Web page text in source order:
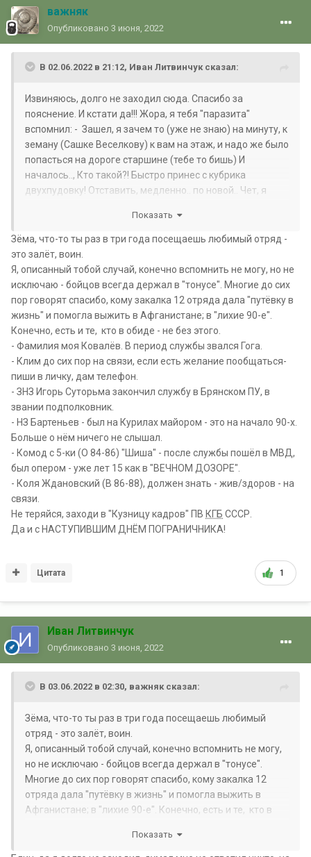
важняк
Опубликовано 3 июня, 2022
В 02.06.2022 в 21:12, Иван Литвинчуксказал:
Извиняюсь, долго не заходил сюда. Спасибо за
пояснение. И кстати да!!! Жора, я тебя "паразита"
вспомнил: - Зашел, я зачем то (уже не знаю) на минуту, к
земану (Сашке Веселкову) к вам на этаж, и надо же было
попасться на дороге старшине (тебе то бишь) И
началось.., Кто такой?! Быстро принес с кубрика
двухпудовку! Отставить, медленно.. по новой.. Чет, я
Помню желание было, сбежать, как можно быстрей...
Сейчас смешно. А фамилию Жор, твою не могу
вспомнить...
Показать
Зёма, что-то ты раз в три года посещаешь любимый отряд -
это залёт, воин.
Я, описанный тобой случай, конечно вспомнить не могу, но не
исключаю - бойцов всегда держал в "тонусе". Многие до сих
пор говорят спасибо, кому закалка 12 отряда дала "путёвку в
жизнь" и помогла выжить в Афганистане; в "лихие 90-е".
Конечно, есть и те, кто в обиде - не без этого.
- Фамилия моя Ковалёв. В период службы звался Гога.
- Клим до сих пор на связи, если есть желание пообщаться-
пиши в личку, дам телефон.
- ЗНЗ Игорь Суторьма закончил службу в Брянском ПУ, в
звании подполковник.
- НЗ Бартеньев - был на Курилах майором - это на начало 90-х.
Больше о нём ничего не слышал.
- Комод с 5-ки (О 84-86) "Шиша" - после службы пошёл в МВД,
был опером - уже лет 15 как в "ВЕЧНОМ ДОЗОРЕ".
- Коля Ждановский (В 86-88), должен знать - жив/здоров - на
связи.
Не теряйся, заходи в "Кузницу кадров" ПВ КГБ СССР.
Да и с НАСТУПИВШИМ ДНЁМ ПОГРАНИЧНИКА!
1
Цитата
Иван Литвинчук
Опубликовано 3 июня, 2022
В 03.06.2022 в 02:30, важняк сказал:
Зёма, что-то ты раз в три года посещаешь любимый
отряд - это залёт, воин.
Я, описанный тобой случай, конечно вспомнить не могу,
но не исключаю - бойцов всегда держал в "тонусе".
Многие до сих пор говорят спасибо, кому закалка 12
отряда дала "путёвку в жизнь" и помогла выжить в
Афганистане; в "лихие 90-е". Конечно, есть и те, кто в
- Фамилия моя Ковалёв. В период службы звался Гога.
Показать